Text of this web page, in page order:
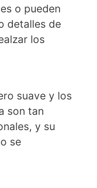
o pueden
detalles de
los
suave y los
son tan
y su
se